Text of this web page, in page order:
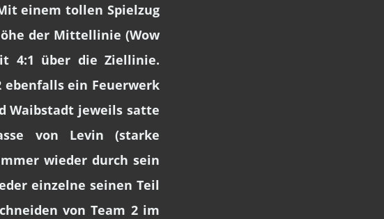
einem tollen Spielzug
der Mittellinie (Wow
4:1 über die Ziellinie.
ebenfalls ein Feuerwerk
Waibstadt jeweils satte
von Levin (starke
wieder durch sein
einzelne seinen Teil
von Team 2 im